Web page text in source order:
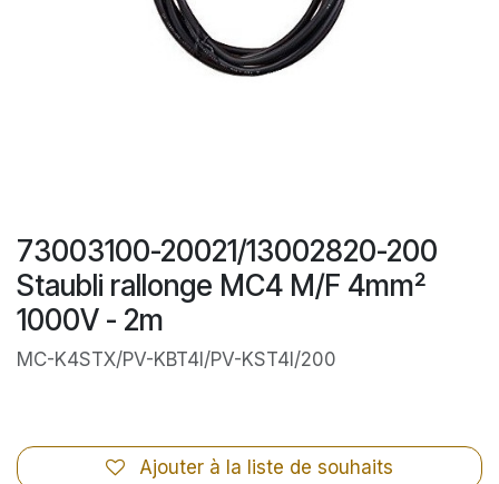
73003100-20021/13002820-200
Staubli rallonge MC4 M/F 4mm²
1000V - 2m
MC-K4STX/PV-KBT4I/PV-KST4I/200
Ajouter à la liste de souhaits